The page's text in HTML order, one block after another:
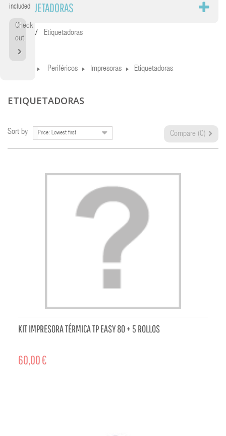
included
Check
out
ETIQUETADORAS
Home Etiquetadoras
Periféricos Impresoras Etiquetadoras
ETIQUETADORAS
Sort by Price: Lowest first Compare (0)
KIT IMPRESORA TÉRMICA TP EASY 80 + 5 ROLLOS
60,00 €